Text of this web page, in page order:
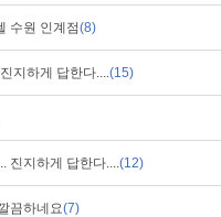
수원 인계점(8)
지하게 답한다....(15)
진지하게 답한다....(12)
끔하네요(7)